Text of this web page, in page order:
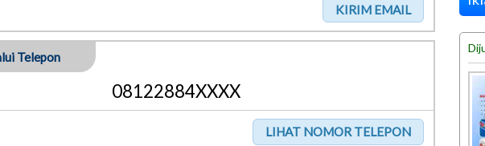
Telepon
08122884XXXX